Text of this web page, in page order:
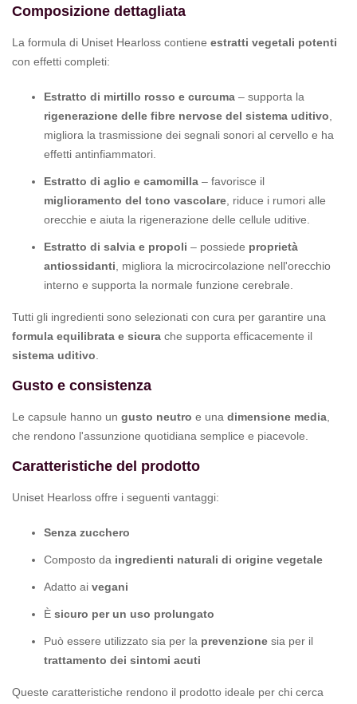
Composizione dettagliata
La formula di Uniset Hearloss contiene estratti vegetali potenti
con effetti completi:
Estratto di mirtillo rosso e curcuma – supporta la
rigenerazione delle fibre nervose del sistema uditivo
migliora la trasmissione dei segnali sonori al cervello e ha
effetti antinfiammatori.
Estratto di aglio e camomilla – favorisce il
miglioramento del tono vascolare , riduce i rumori alle
orecchie e aiuta la rigenerazione delle cellule uditive.
Estratto di salvia e propoli – possiede proprietà
antiossidanti , migliora la microcircolazione nell'orecchio
interno e supporta la normale funzione cerebrale.
Tutti gli ingredienti sono selezionati con cura per garantire una
formula equilibrata e sicura che supporta efficacemente il
sistema uditivo
Gusto e consistenza
Le capsule hanno un gusto neutro e una dimensione media
che rendono l'assunzione quotidiana semplice e piacevole.
Caratteristiche del prodotto
Uniset Hearloss offre i seguenti vantaggi:
Senza zucchero
Composto da ingredienti naturali di origine vegetale
Adatto ai vegani
È sicuro per un uso prolungato
Può essere utilizzato sia per la prevenzione sia per il
trattamento dei sintomi acuti
Queste caratteristiche rendono il prodotto ideale per chi cerca